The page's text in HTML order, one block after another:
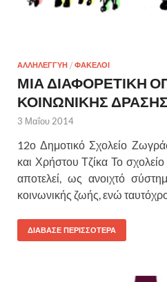
ΑΛΛΗΛΕΓΓΥΗ / ΦΑΚΕΛΟΙ
ΜΙΑ ΔΙΑΦΟΡΕΤΙΚΗ
ΚΟΙΝΩΝΙΚΗΣ
3 Μαΐου 2014
12ο Δημοτικό Σχολείο
και Χρήστου Τζίκα Το σχολείο
αποτελεί, ως ανοιχτό
κοινωνικής ζωής, ενώ
ΔΙΑΒΑΣΕ ΠΕΡΙΣΣΟΤΕΡΑ